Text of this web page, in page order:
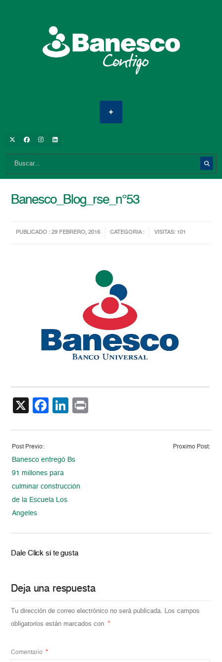
Banesco_Blog_rse_n°53
PUBLICADO : 29 FEBRERO, 2016 CATEGORIA : VISITAS: 101
X Facebook
LinkedIn
Post Previo:
Banesco entregó Bs
91 millones para
culminar construcción
de la Escuela Los
Angeles
Proximo Post:
Dale Click si te gusta
Deja una respuesta
Tu dirección de correo electrónico no será publicada. Los campos
obligatorios están marcados con *
Comentario *